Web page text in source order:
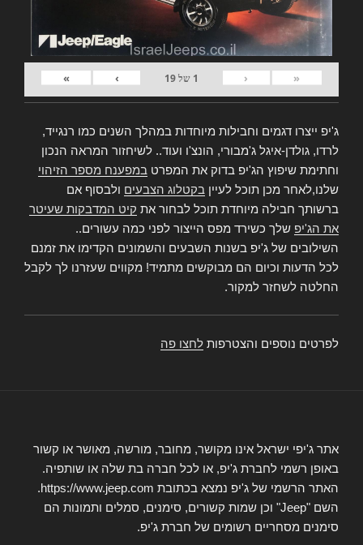
«
‹
1 של19
›
»
ג'יפ ייצרו דגמים וחבילות מיוחדות במהלך השנים כמו רנגייד,
לרדו, גולדן-איגל ג'מבורי, הונצ'ו ועוד.. לשיחזור המראה הנכון
וחתימת שיפוץ הג'יפ בדוק את המפרט במפענח מספר הזיהוי
שלנו,לאחר מכן תוכל לעיין בקטלוג הצבעים ולבסוף אם
ברשותך חבילה מיוחדת תוכל לבחור את קיט המדבקות שעיטר
את הג'יפ שלך כשירד מפס הייצור לפני כמה עשורים..
השילובים של ג'יפ בשנות השבעים והשמונים הקדימו את זמנם
לכל הדעות וכיום הם מבוקשים מתמיד! מקווים שעזרנו לך לקבל
החלטה לשחזר למקור.
לפרטים נוספים והצטרפות לחצו פה
אתר ג'יפי ישראל אינו מקושר, מחובר, מורשה, מאושר או קשור
באופן רשמי לחברת ג'יפ, או לכל חברה בת שלה או שותפיה.
האתר הרשמי של ג'יפ נמצא בכתובת https://www.jeep.com.
השם "Jeep" וכן שמות קשורים, סימנים, סמלים ותמונות הם
סימנים מסחריים רשומים של חברת ג'יפ.